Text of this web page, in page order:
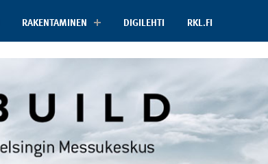
RAKENTAMINEN DIGILEHTI RKL.FI